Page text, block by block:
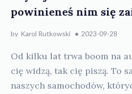
powinieneś nim się
by Karol Rutkowski 2023-09-28
Od kilku lat trwa boom na
cię widzą, tak cię piszą. To
naszych samochodów,